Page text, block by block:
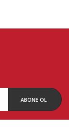
ABONE OL